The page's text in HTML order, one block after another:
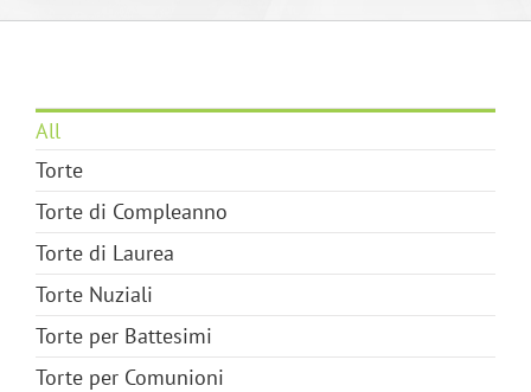
All
Torte
Torte di Compleanno
Torte di Laurea
Torte Nuziali
Torte per Battesimi
Torte per Comunioni